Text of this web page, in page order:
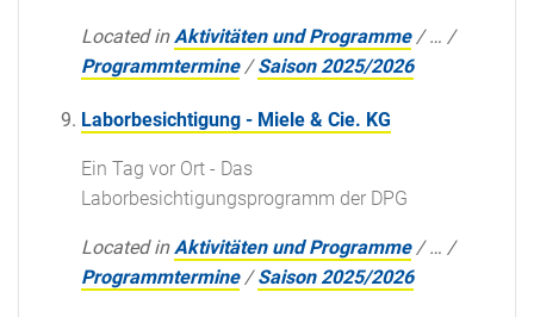
Located in Aktivitäten und Programme /… /
Programmtermine /Saison 2025/2026
Laborbesichtigung - Miele & Cie. KG
Ein Tag vor Ort - Das
Laborbesichtigungsprogramm der DPG
Located in Aktivitäten und Programme /… /
Programmtermine /Saison 2025/2026